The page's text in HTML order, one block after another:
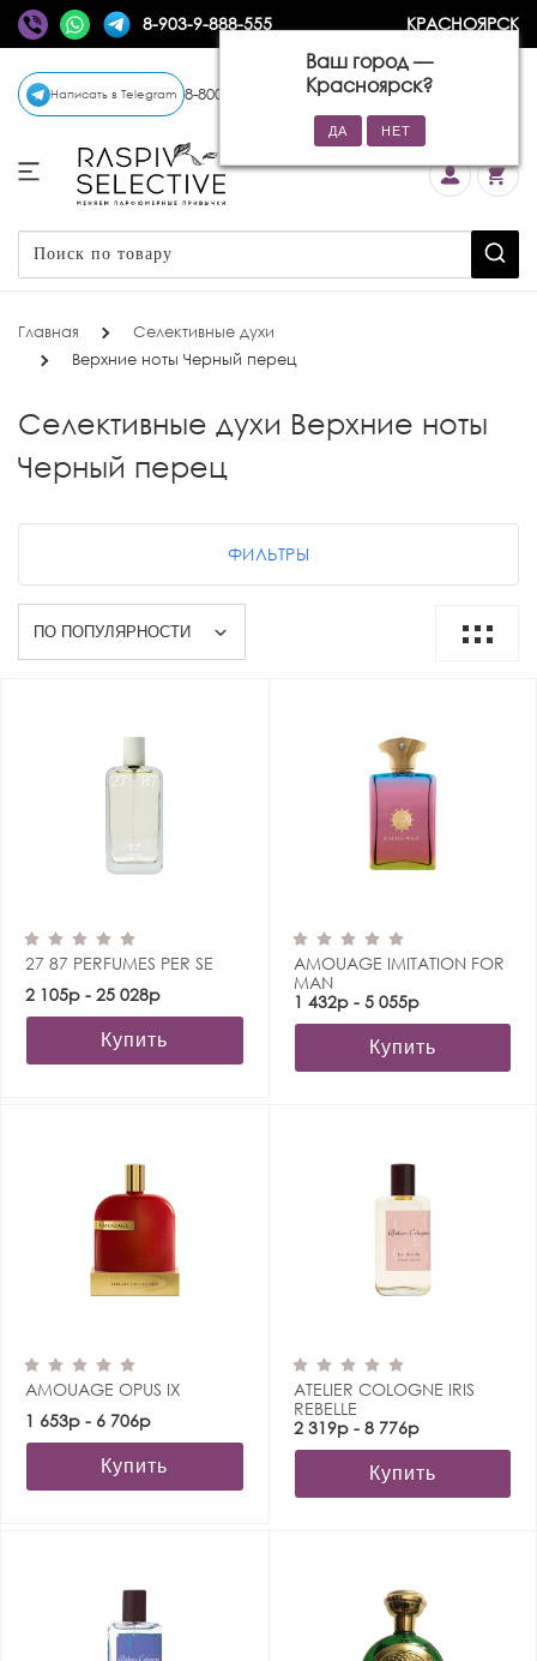
8-903-9-888-555 КРАСНОЯРСК
Ваш город —
Красноярск?
Написать в Telegram 8-800-770-72-34 (бесплатно)
Главная
Селективные духи
Верхние ноты Черный перец
Селективные духи Верхние ноты
Черный перец
ФИЛЬТРЫ
27 87 PERFUMES PER SE
2 105р - 25 028р
Купить
AMOUAGE IMITATION FOR
MAN
1 432р - 5 055р
Купить
AMOUAGE OPUS IX
1 653р - 6 706р
Купить
ATELIER COLOGNE IRIS
REBELLE
2 319р - 8 776р
Купить